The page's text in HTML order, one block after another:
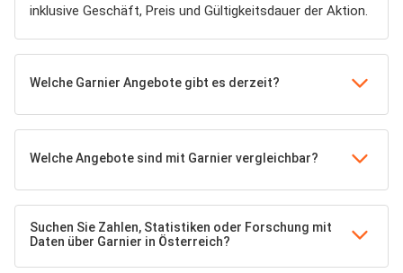
inklusive Geschäft, Preis und Gültigkeitsdauer der Aktion.
Welche Garnier Angebote gibt es derzeit?
Welche Angebote sind mit Garnier vergleichbar?
Suchen Sie Zahlen, Statistiken oder Forschung mit
Daten über Garnier in Österreich?